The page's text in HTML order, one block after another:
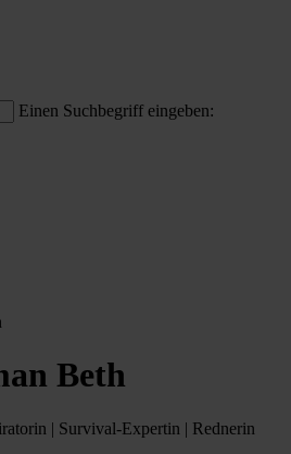
Einen Suchbegriff eingeben:
Beth
| Survival-Expertin | Rednerin